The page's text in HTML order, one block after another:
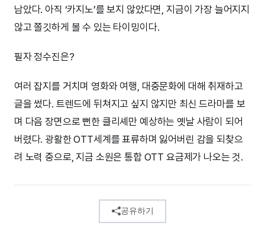
남았다. 아직 ‘카지노’를 보지 않았다면, 지금이 가장 늘어지지
않고 쫄깃하게 볼 수 있는 타이밍이다.
필자 정수진은?
여러 잡지를 거치며 영화와 여행, 대중문화에 대해 취재하고
글을 썼다. 트렌드에 뒤쳐지고 싶지 않지만 최신 드라마를 보
며 다음 장면으로 뻔한 클리셰만 예상하는 옛날 사람이 되어
버렸다. 광활한 OTT세계를 표류하며 잃어버린 감을 되찾으
려 노력 중으로, 지금 소원은 통합 OTT 요금제가 나오는 것.
공유하기